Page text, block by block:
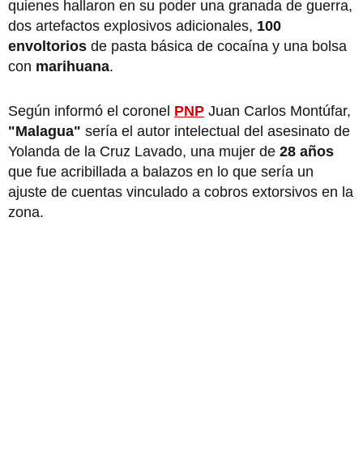
quienes hallaron en su poder una granada de guerra,
dos artefactos explosivos adicionales, 100
envoltorios de pasta básica de cocaína y una bolsa
con marihuana.
Según informó el coronel PNP Juan Carlos Montúfar,
"Malagua" sería el autor intelectual del asesinato de
Yolanda de la Cruz Lavado, una mujer de 28 años
que fue acribillada a balazos en lo que sería un
ajuste de cuentas vinculado a cobros extorsivos en la
zona.